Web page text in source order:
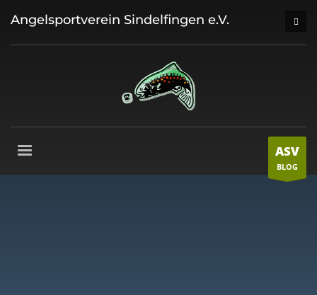
Angelsportverein Sindelfingen e.V.
ASV
BLOG